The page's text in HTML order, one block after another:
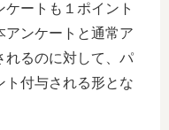
ートも１ポイント
アンケートと通常ア
れるのに対して、パ
ト付与される形とな